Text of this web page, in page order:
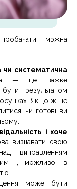
можна
чи систематична
— це важке
результатом
Якщо ж це
чи готові ви
і хоче
визнавати свою
виправленням
і, можливо, в
може бути